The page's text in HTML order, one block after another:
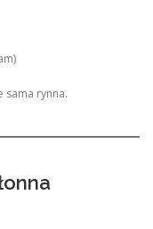
sama rynna.